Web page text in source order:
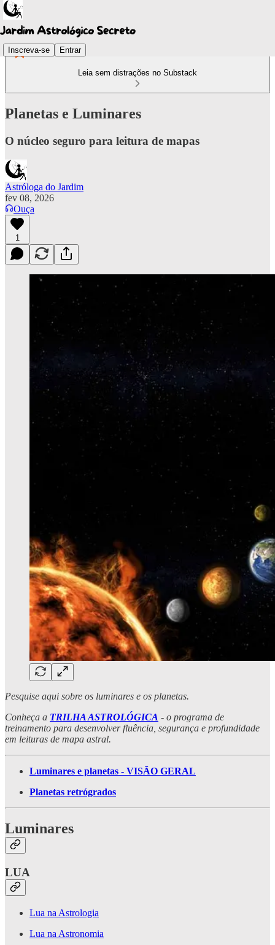
Inscreva-se Entrar
Leia sem distrações no Substack
Planetas e Luminares
O núcleo seguro para leitura de mapas
Astróloga do Jardim
fev 08, 2026
Ouça
1
Pesquise aqui sobre os luminares e os planetas.
Conheça a TRILHA ASTROLÓGICA - o programa de
treinamento para desenvolver fluência, segurança e profundidade
em leituras de mapa astral.
Luminares e planetas - VISÃO GERAL
Planetas retrógrados
Luminares
LUA
Lua na Astrologia
Lua na Astronomia